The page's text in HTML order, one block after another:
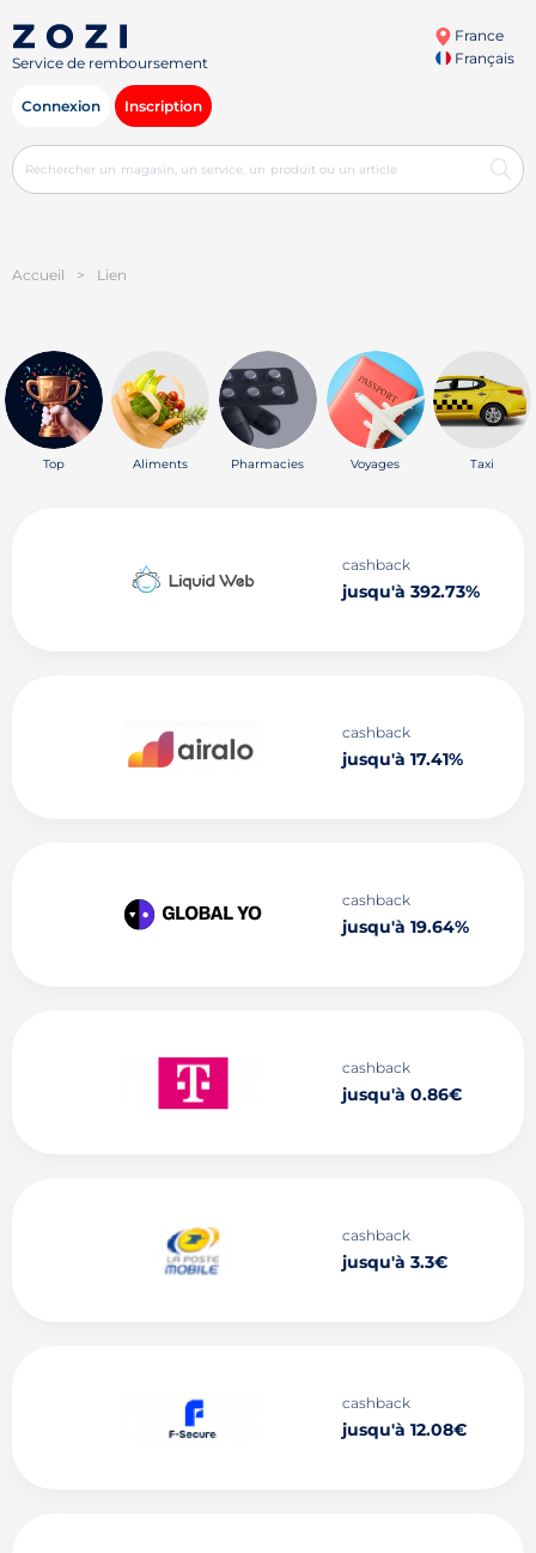
Service de remboursement
France
Français
Connexion Inscription
Accueil > Lien
Top Aliments Pharmacies Voyages Taxi
cashback
jusqu'à 392.73%
cashback
jusqu'à 17.41%
cashback
jusqu'à 19.64%
cashback
jusqu'à 0.86€
cashback
jusqu'à 3.3€
cashback
jusqu'à 12.08€